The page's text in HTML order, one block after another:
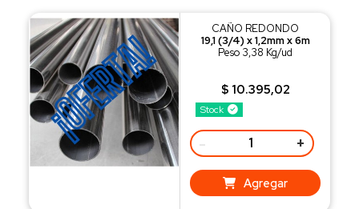
Stock
CAÑO REDONDO
19,1 (3/4) x 1,2mm x 6m
Peso 3,38 Kg/ud
$ 10.395,02
- +
Agregar